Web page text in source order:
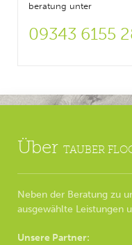
beratung unter
09343 6155
Über TAUBER
Neben der Beratung zu
ausgewählte Leistungen
Unsere Partner: